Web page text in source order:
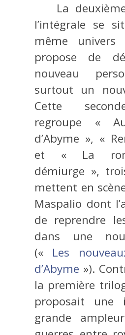
La
l’intégrale se
même univers
propose de
nouveau
surtout un
Cette
regroupe «
d’Abyme », «
et « La
démiurge »,
mettent en
Maspalio dont
de reprendre
dans une
(« Les
d’Abyme »).
la première
proposait une
grande